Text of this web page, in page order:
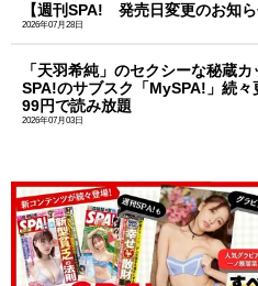
【週刊SPA! 発売日変更のお知ら
2026年07月28日
「天羽希純」のセクシーな秘蔵
SPA!のサブスク「MySPA!」続々
99円で読み放題
2026年07月03日